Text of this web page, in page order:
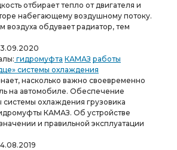
отбирает тепло от двигателя и
набегающему воздушному потоку.
обдувает радиатор, тем
гидромуфта КАМАЗ работы
системы охлаждения
насколько важно своевременно
на автомобиле. Обеспечение
системы охлаждения грузовика
КАМАЗ. Об устройстве
и правильной эксплуатации